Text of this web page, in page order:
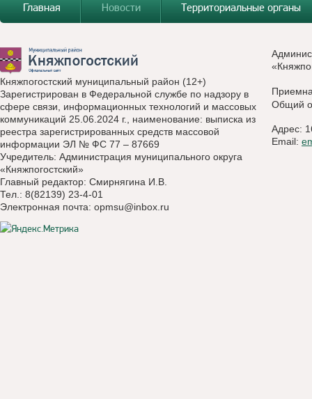
Главная
Новости Территориальные органы
Княжпогостский муниципальный район (12+)
Зарегистрирован в Федеральной службе по надзору в
сфере связи, информационных технологий и массовых
коммуникаций 25.06.2024 г., наименование: выписка из
реестра зарегистрированных средств массовой
информации ЭЛ № ФС 77 – 87669
Учредитель: Администрация муниципального округа
«Княжпогостский»
Главный редактор: Смирнягина И.В.
Тел.: 8(82139) 23-4-01
Электронная почта: opmsu@inbox.ru
Общий
Адрес:
Email: